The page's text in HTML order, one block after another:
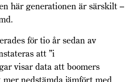
här generationen är särskilt –
för tio år sedan av
att ”i
visar data att boomers